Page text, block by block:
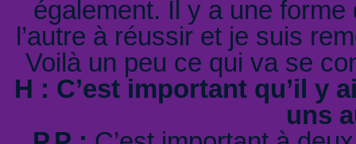
également. Il y a une forme
l’autre à réussir et je suis
Voilà un peu ce qui va se
H : C’est important qu’il y
uns